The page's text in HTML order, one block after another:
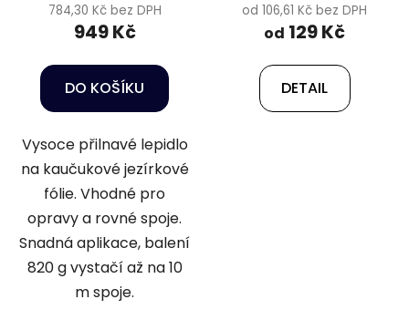
784,30 Kč bez DPH
949 Kč
DO KOŠÍKU
Vysoce přilnavé lepidlo
na kaučukové jezírkové
fólie. Vhodné pro
opravy a rovné spoje.
Snadná aplikace, balení
820 g vystačí až na 10
m spoje.
od 106,61 Kč bez DPH
od 129 Kč
DETAIL